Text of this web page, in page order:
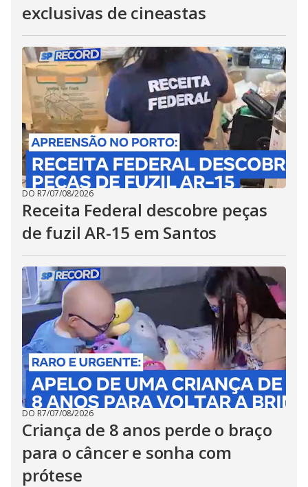
exclusivas de cineastas
DO R7/07/08/2026
Receita Federal descobre peças
de fuzil AR-15 em Santos
DO R7/07/08/2026
Criança de 8 anos perde o braço
para o câncer e sonha com
prótese